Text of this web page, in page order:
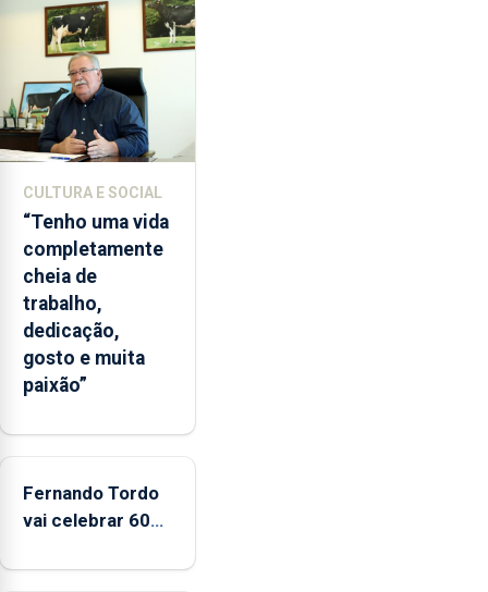
lapas
2022
e
2026.
ilha
das
Flores
apresenta
um
“decréscimo
significativo”
da
entre
e
2025
CULTURA E SOCIAL
“Tenho uma vida
completamente
cheia de
trabalho,
dedicação,
gosto e muita
paixão”
Fernando Tordo
vai celebrar 60
no Coliseu